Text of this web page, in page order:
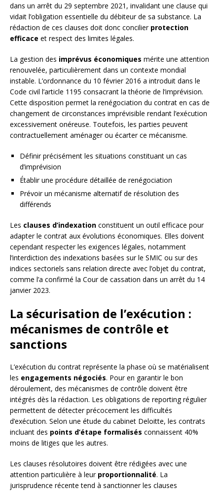
dans un arrêt du 29 septembre 2021, invalidant une clause qui
vidait l’obligation essentielle du débiteur de sa substance. La
rédaction de ces clauses doit donc concilier protection
efficace et respect des limites légales.
La gestion des imprévus économiques mérite une attention
renouvelée, particulièrement dans un contexte mondial
instable. L’ordonnance du 10 février 2016 a introduit dans le
Code civil l’article 1195 consacrant la théorie de l’imprévision.
Cette disposition permet la renégociation du contrat en cas de
changement de circonstances imprévisible rendant l’exécution
excessivement onéreuse. Toutefois, les parties peuvent
contractuellement aménager ou écarter ce mécanisme.
Définir précisément les situations constituant un cas
d’imprévision
Établir une procédure détaillée de renégociation
Prévoir un mécanisme alternatif de résolution des
différends
Les clauses d’indexation constituent un outil efficace pour
adapter le contrat aux évolutions économiques. Elles doivent
cependant respecter les exigences légales, notamment
l’interdiction des indexations basées sur le SMIC ou sur des
indices sectoriels sans relation directe avec l’objet du contrat,
comme l’a confirmé la Cour de cassation dans un arrêt du 14
janvier 2023.
La sécurisation de l’exécution :
mécanismes de contrôle et
sanctions
L’exécution du contrat représente la phase où se matérialisent
les engagements négociés. Pour en garantir le bon
déroulement, des mécanismes de contrôle doivent être
intégrés dès la rédaction. Les obligations de reporting régulier
permettent de détecter précocement les difficultés
d’exécution. Selon une étude du cabinet Deloitte, les contrats
incluant des points d’étape formalisés connaissent 40%
moins de litiges que les autres.
Les clauses résolutoires doivent être rédigées avec une
attention particulière à leur proportionnalité. La
jurisprudence récente tend à sanctionner les clauses